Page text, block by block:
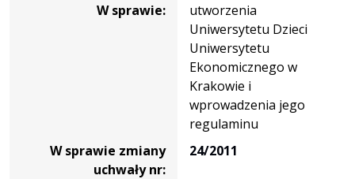
W sprawie:
utworzenia
Uniwersytetu Dzieci
Uniwersytetu
Ekonomicznego w
Krakowie i
wprowadzenia jego
regulaminu
W sprawie zmiany
uchwały nr:
24/2011